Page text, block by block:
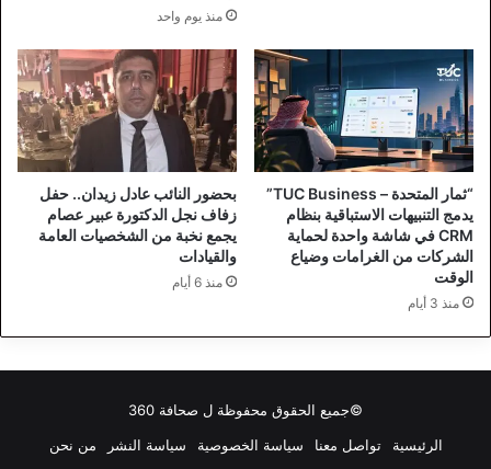
منذ يوم واحد
“ثمار المتحدة – TUC Business”
يدمج التنبيهات الاستباقية بنظام
CRM في شاشة واحدة لحماية
الشركات من الغرامات وضياع
الوقت
منذ 3 أيام
بحضور النائب عادل زيدان.. حفل
زفاف نجل الدكتورة عبير عصام
يجمع نخبة من الشخصيات العامة
والقيادات
منذ 6 أيام
©جميع الحقوق محفوظة ل صحافة 360
الرئيسية
تواصل معنا سياسة الخصوصية سياسة النشر من نحن